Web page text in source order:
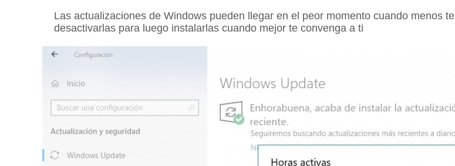
Las actualizaciones de Windows pueden llegar en el peor momento cuando menos
desactivarlas para luego instalarlas cuando mejor te convenga a ti